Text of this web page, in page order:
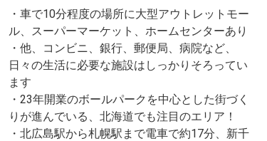
・車で10分程度の場所に大型アウトレットモー
ル、スーパーマーケット、ホームセンターあり
・他、コンビニ、銀行、郵便局、病院など、
日々の生活に必要な施設はしっかりそろってい
ます
・23年開業のボールパークを中心とした街づく
りが進んでいる、北海道でも注目のエリア！
・北広島駅から札幌駅まで電車で約17分、新千